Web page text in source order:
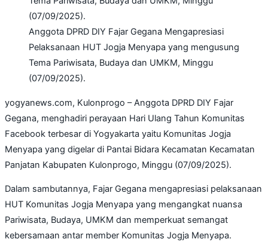
Anggota DPRD DIY Fajar Gegana Mengapresiasi
Pelaksanaan HUT Jogja Menyapa yang mengusung
Tema Pariwisata, Budaya dan UMKM, Minggu
(07/09/2025).
yogyanews.com, Kulonprogo – Anggota DPRD DIY Fajar
Gegana, menghadiri perayaan Hari Ulang Tahun Komunitas
Facebook terbesar di Yogyakarta yaitu Komunitas Jogja
Menyapa yang digelar di Pantai Bidara Kecamatan Kecamatan
Panjatan Kabupaten Kulonprogo, Minggu (07/09/2025).
Dalam sambutannya, Fajar Gegana mengapresiasi pelaksanaan
HUT Komunitas Jogja Menyapa yang mengangkat nuansa
Pariwisata, Budaya, UMKM dan memperkuat semangat
kebersamaan antar member Komunitas Jogja Menyapa.